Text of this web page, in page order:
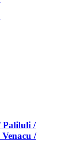
Paliluli /
/